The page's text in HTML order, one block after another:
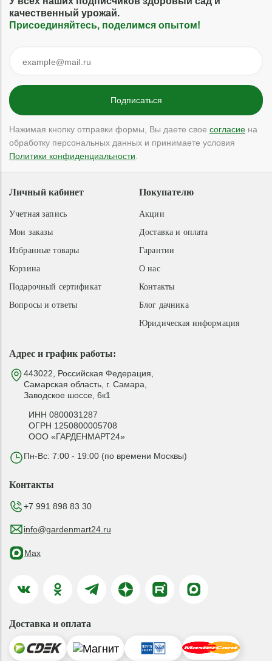
качественный урожай.
Присоединяйтесь, поделимся опытом!
Нажимая кнопку отправки формы, Вы даете свое согласие на
обработку персональных данных и принимаете условия
Политики конфиденциальности
Адрес и график работы:
443022, Российская Федерация,
Самарская область, г. Самара,
Заводское шоссе, 6к1
ИНН 0800031287
ОГРН 1250800005708
ООО «ГАРДЕНМАРТ24»
Пн-Вс: 7:00 - 19:00 (по времени Москвы)
Покупателю
Акции
Доставка и оплата
Гарантии
О нас
Контакты
Блог дачника
Юридическая информация
Личный кабинет
Учетная запись
Мои заказы
Избранные товары
Корзина
Подарочный сертификат
Вопросы и ответы
Контакты
+7 991 898 83 30
info@gardenmart24.ru
Max
Доставка и оплата